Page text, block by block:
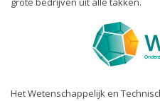
Het Wetenschappelijk en